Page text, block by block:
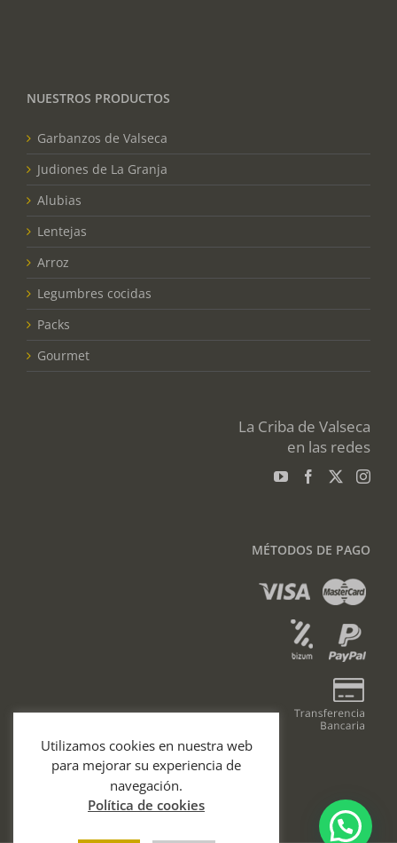
NUESTROS PRODUCTOS
Garbanzos de Valseca
Judiones de La Granja
Alubias
Lentejas
Arroz
Legumbres cocidas
Packs
Gourmet
La Criba de Valseca
en las redes
MÉTODOS DE PAGO
Utilizamos cookies en nuestra web
para mejorar su experiencia de
navegación.
Política de cookies